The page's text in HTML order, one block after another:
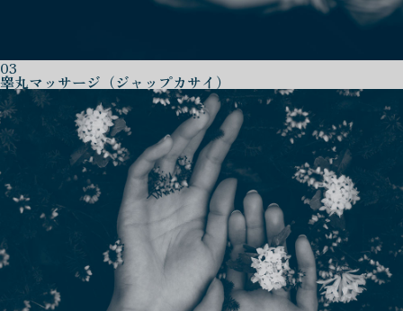
03
睾丸マッサージ（ジャップカサイ）